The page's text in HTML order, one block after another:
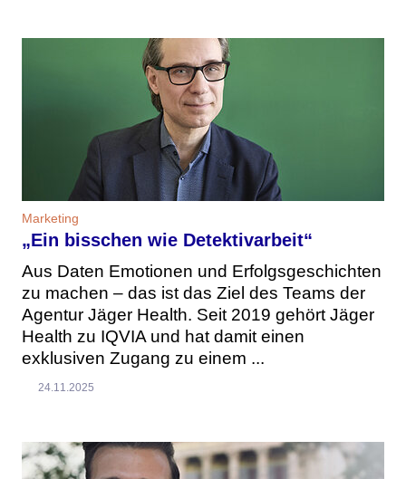
Marketing
„Ein bisschen wie Detektivarbeit“
Aus Daten Emotionen und Erfolgsgeschichten
zu machen – das ist das Ziel des Teams der
Agentur Jäger Health. Seit 2019 gehört Jäger
Health zu IQVIA und hat damit einen
exklusiven Zugang zu einem ...
24.11.2025